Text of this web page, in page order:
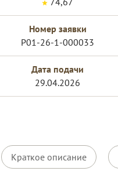
Номер заявки
Р01-26-1-000033
Дата подачи
29.04.2026
Краткое описание